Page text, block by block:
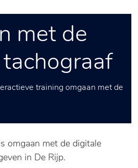
met de
training omgaan met de
omgaan met de digitale
in De Rijp.